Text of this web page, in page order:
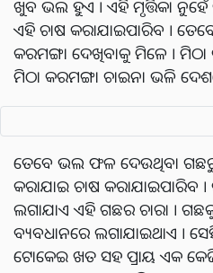
ଖୁବ ଭଲ ହୁଏ । ଏହି ମୃତ୍ତିକା ନୁହେଁ
ଏହି ଚାଷ କରାଯାଇପାରିବ ।
କରମଙ୍ଗା ଦେଖିବାକୁ ମିଳେ । ମିଠା
ମିଠା କରମଙ୍ଗା ଚାଇନା ଭଳି
ତେବେ ଭଲ ଫଳ ଦେଉଥିବା
କରାଯାଇ ଚାଷ କରାଯାଇପାରିବ
ଲଗାଯାଏ ଏହି ଗଛର ଚାରା ।
ବ୍ୟବଧାନରେ ଲଗାଯାଇଥାଏ ।
ଟୋକେଇ ଖତ ସହ ପ୍ରାୟ ଏକ